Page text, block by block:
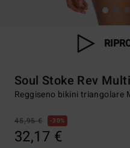
Soul Stoke Rev
Reggiseno bikini triangolare
45,95 € 30%
32,17 €